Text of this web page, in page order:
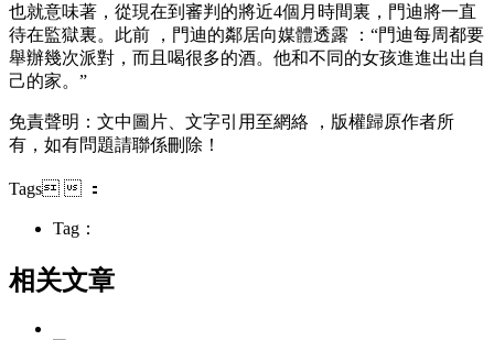
也就意味著，從現在到審判的將近4個月時間裏，門迪將一直
待在監獄裏。此前 ，門迪的鄰居向媒體透露 ：“門迪每周都要
舉辦幾次派對，而且喝很多的酒。他和不同的女孩進進出出自
己的家。”
免責聲明 ：文中圖片、文字引用至網絡 ，版權歸原作者所
有 ，如有問題請聯係刪除！
Tags  ：
Tag：
相关文章